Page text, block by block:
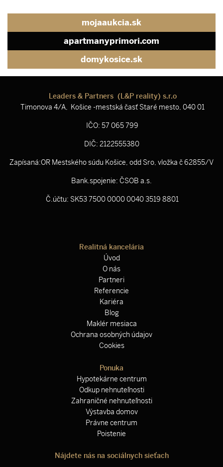
mojaaukcia.sk
apartmanyprimori.com
domykosice.sk
Leaders & Partners (L&P reality) s.r.o
Timonova 4/A, Košice -mestská časť Staré mesto, 040 01
IČO: 57 065 799
DIČ: 2122555380
Zapísaná:OR Mestského súdu Košice, odd Sro, vložka č 62855/V
Bank.spojenie: ČSOB a.s.
Č.účtu: SK53 7500 0000 0040 3519 8801
Realitná kancelária
Úvod
O nás
Partneri
Referencie
Kariéra
Blog
Maklér mesiaca
Ochrana osobných údajov
Cookies
Ponuka
Hypotekárne centrum
Odkup nehnuteľnosti
Zahraničné nehnuteľnosti
Výstavba domov
Právne centrum
Poistenie
Nájdete nás na sociálnych sieťach